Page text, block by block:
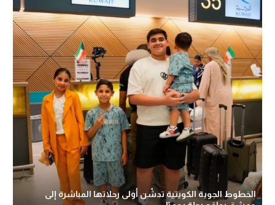
الخطوط الجوية الكويتية تدشّن أولى رحلاتها المباشرة إلى